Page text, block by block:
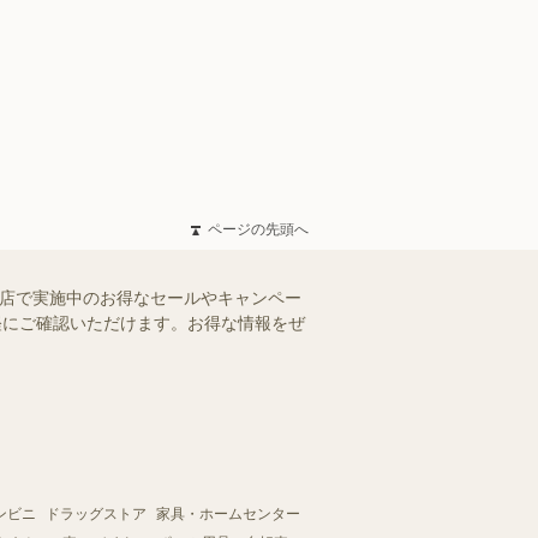
ページの先頭へ
で実施中のお得なセールやキャンペー
ご確認いただけます。お得な情報をぜ
ビニ ドラッグストア
家具・ホームセンター